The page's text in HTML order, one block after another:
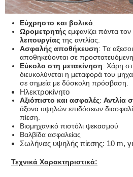
Εύχρηστο και βολικό.
Ωρομετρητήςεμφανίζει πάντα τον
λειτουργίαςτης αντλίας.
Ασφαλής αποθήκευση: Τα
αποθηκεύονται σε
Εύκολο στη μετακίνηση: Χάρη
διευκολύνεται η μεταφορά του
σε σημεία με δύσκολη πρόσβαση.
Ηλεκτροκίνητο
Αξιόπιστο και ασφαλές: Αντλία
άξονα υψηλών επιδόσεων
πίεση.
Βιομηχανικό πιστόλι ψεκασμού
Βαλβίδα ασφαλείας
Σωλήνας υψηλής πίεσης: 10 m,
Τεχνικά Χαρακτηριστικά: